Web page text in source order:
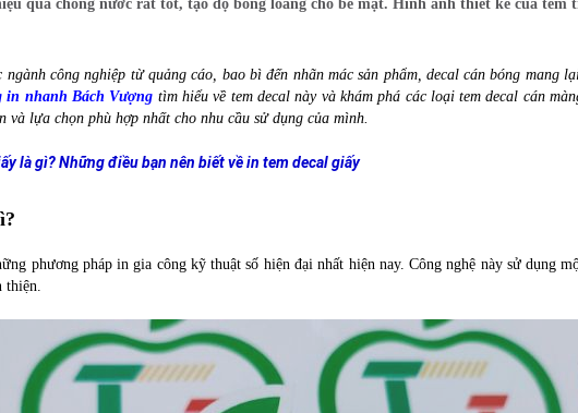
quả chống nước rất tốt, tạo độ bóng loáng cho bề mặt. Hình ảnh thiết kế của
công nghiệp từ quảng cáo, bao bì đến nhãn mác sản phẩm, decal cán bóng mang
in nhanh Bách Vượng tìm hiểu về tem decal này và khám phá các loại tem decal cán
và lựa chọn phù hợp nhất cho nhu cầu sử dụng của mình.
là gì? Những điều bạn nên biết về in tem decal giấy
phương pháp in gia công kỹ thuật số hiện đại nhất hiện nay. Công nghệ này sử dụng
thiện.